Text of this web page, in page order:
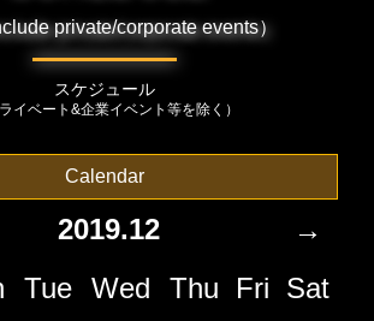
private/corporate events）
スケジュール
ライベート&企業イベント等を除く）
Calendar
2019.12
→
Tue Wed Thu Fri Sat